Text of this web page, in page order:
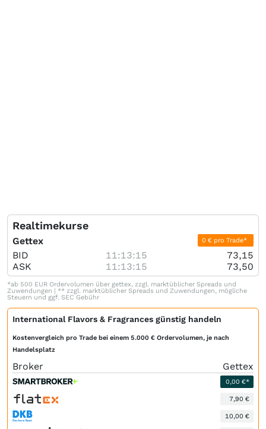
Realtimekurse
Gettex 0 € pro Trade*
BID 11:13:15
73,15
ASK
11:13:15 73,50
*ab 500 EUR Ordervolumen über gettex, zzgl. marktüblicher Spreads und
Zuwendungen | ** zzgl. marktüblicher Spreads und Zuwendungen, mögliche
Steuern und ggf. SEC Gebühr
International Flavors & Fragrances günstig handeln
Kostenvergleich pro Trade bei einem 5.000 € Ordervolumen, je nach
Handelsplatz
Broker Gettex
0,00 €*
7,90 €
10,00 €